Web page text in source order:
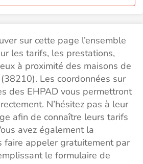
sur cette page l’ensemble
les tarifs, les prestations,
à proximité des maisons de
Les coordonnées sur
des EHPAD vous permettront
N’hésitez pas à leur
afin de connaître leurs tarifs
avez également la
faire appeler gratuitement par
le formulaire de